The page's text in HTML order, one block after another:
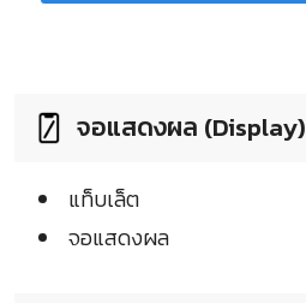
จอแสดงผล (Display)
แท็บเล็ต
จอแสดงผล